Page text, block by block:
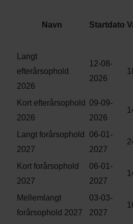
Navn Startdato
Langt
efterårsophold
2026
12-08-
2026
Kort efterårsophold
2026
09-09-
2026
Langt forårsophold
2027
06-01-
2027
Kort forårsophold
2027
06-01-
2027
Mellemlangt
forårsophold 2027
03-03-
2027